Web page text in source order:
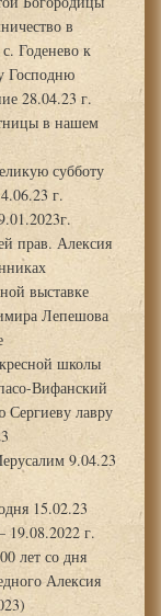
в
Годенево к
Господню
28.04.23 г.
в нашем
субботу
г.
прав. Алексия
выставке
Лепешова
школы
Вифанский
лавру
9.04.23
15.02.23
19.08.2022 г.
лет со дня
Алексия